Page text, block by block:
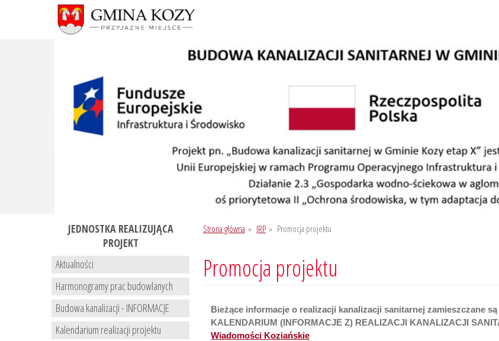
JEDNOSTKA REALIZUJĄCA
PROJEKT
Aktualności
Harmonogramy prac budowlanych
Budowa kanalizacji - INFORMACJE
Kalendarium realizacji projektu
Strona główna » JRP » Promocja projektu
Promocja projektu
Bieżące informacje o realizacji kanalizacji sanitarnej zamieszczane
KALENDARIUM (INFORMACJE Z) REALIZACJI KANALIZACJI
Wiadomości Koziańskie